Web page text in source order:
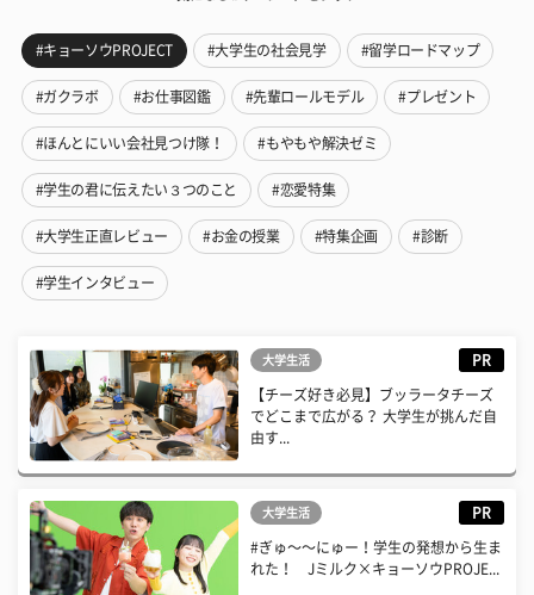
#キョーソウPROJECT #大学生の社会見学 #留学ロードマップ
#ガクラボ #お仕事図鑑 #先輩ロールモデル #プレゼント
#ほんとにいい会社見つけ隊！ #もやもや解決ゼミ
#学生の君に伝えたい３つのこと #恋愛特集
#大学生正直レビュー #お金の授業 #特集企画 #診断
#学生インタビュー
大学生活 PR
【チーズ好き必見】ブッラータチーズ
でどこまで広がる？ 大学生が挑んだ自
由す...
大学生活 PR
#ぎゅ〜〜にゅー！学生の発想から生ま
れた！ Jミルク×キョーソウPROJE...